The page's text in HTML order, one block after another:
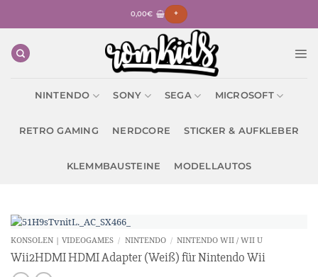
0,00€ +
NINTENDO SONY SEGA MICROSOFT
RETRO GAMING NERDCORE STICKER & AUFKLEBER
KLEMMBAUSTEINE MODELLAUTOS
KONSOLEN | VIDEOGAMES / NINTENDO / NINTENDO WII / WII U
Wii2HDMI HDMI Adapter (Weiß) für Nintendo Wii